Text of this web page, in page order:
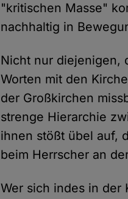
"kritischen Masse"
nachhaltig in
Nicht nur diejenigen,
Worten mit den
der Großkirchen
strenge Hierarchie
ihnen stößt übel auf,
beim Herrscher an
Wer sich indes in der